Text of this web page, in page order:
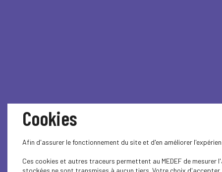
Cookies
Afin d'assurer le fonctionnement du site et d'en améliorer
Ces cookies et autres traceurs permettent au MEDEF de
stockées ne sont transmises à aucun tiers. Votre choix